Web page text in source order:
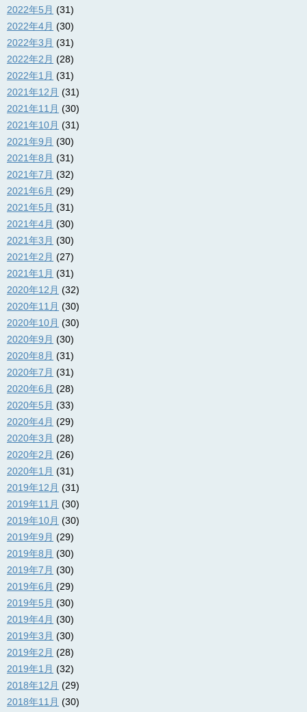
2022年5月 (31)
2022年4月 (30)
2022年3月 (31)
2022年2月 (28)
2022年1月 (31)
2021年12月 (31)
2021年11月 (30)
2021年10月 (31)
2021年9月 (30)
2021年8月 (31)
2021年7月 (32)
2021年6月 (29)
2021年5月 (31)
2021年4月 (30)
2021年3月 (30)
2021年2月 (27)
2021年1月 (31)
2020年12月 (32)
2020年11月 (30)
2020年10月 (30)
2020年9月 (30)
2020年8月 (31)
2020年7月 (31)
2020年6月 (28)
2020年5月 (33)
2020年4月 (29)
2020年3月 (28)
2020年2月 (26)
2020年1月 (31)
2019年12月 (31)
2019年11月 (30)
2019年10月 (30)
2019年9月 (29)
2019年8月 (30)
2019年7月 (30)
2019年6月 (29)
2019年5月 (30)
2019年4月 (30)
2019年3月 (30)
2019年2月 (28)
2019年1月 (32)
2018年12月 (29)
2018年11月 (30)